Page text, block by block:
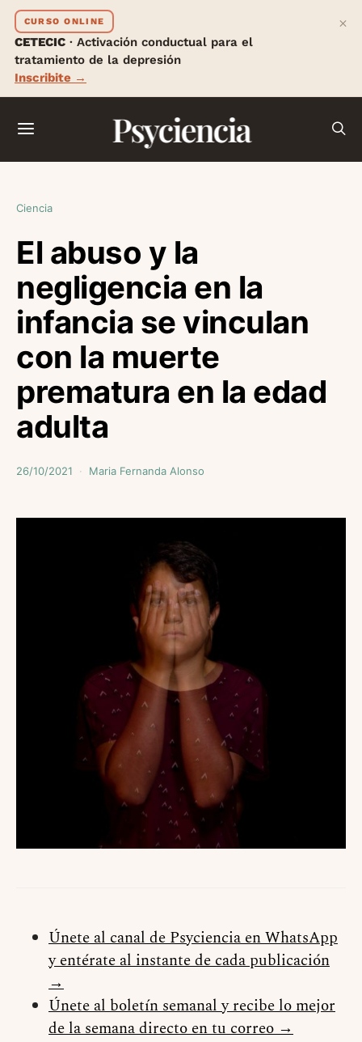
CURSO ONLINE
CETECIC · Activación conductual para el
tratamiento de la depresión
Inscribite →
×
Psyciencia
Ciencia
El abuso y la
negligencia en la
infancia se vinculan
con la muerte
prematura en la edad
adulta
26/10/2021 Maria Fernanda Alonso
Únete al canal de Psyciencia en WhatsApp
y entérate al instante de cada publicación
→
Únete al boletín semanal y recibe lo mejor
de la semana directo en tu correo →